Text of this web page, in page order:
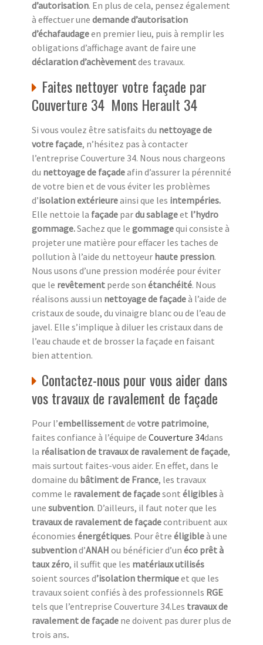
d’autorisation. En plus de cela, pensez également
à effectuer une demande d’autorisation
d’échafaudageen premier lieu, puis à remplir les
obligations d’affichage avant de faire une
déclaration d’achèvementdes travaux.
Faites nettoyer votre façade par
Couverture 34 Mons Herault 34
Si vous voulez être satisfaits du nettoyage de
votre façade, n’hésitez pas à contacter
l’entreprise Couverture 34. Nous nous chargeons
du nettoyage de façadeafin d’assurer la pérennité
de votre bien et de vous éviter les problèmes
d’isolation extérieureainsi que les intempéries.
Elle nettoie la façade pardu sablageet l’hydro
gommage.Sachez que le gommagequi consiste à
projeter une matière pour effacer les taches de
pollution à l’aide du nettoyeur haute pression.
Nous usons d’une pression modérée pour éviter
que le revêtement perde son étanchéité. Nous
réalisons aussi un nettoyage de façadeà l’aide de
cristaux de soude, du vinaigre blanc ou de l’eau de
javel. Elle s’implique à diluer les cristaux dans de
l’eau chaude et de brosser la façade en faisant
bien attention.
Contactez-nous pour vous aider dans
vos travaux de ravalement de façade
Pour l’embellissementde votre patrimoine,
faites confiance à l’équipe de Couverture 34dans
la réalisation de travaux de ravalement de façade,
mais surtout faites-vous aider. En effet, dans le
domaine du bâtiment de France, les travaux
comme le ravalement de façadesont éligiblesà
une subvention. D’ailleurs, il faut noter que les
travaux de ravalement de façadecontribuent aux
économies énergétiques. Pour être éligibleà une
subventiond’ANAH ou bénéficier d’un éco prêt à
taux zéro, il suffit que les matériaux utilisés
soient sources d’isolation thermiqueet que les
travaux soient confiés à des professionnels RGE
tels que l’entreprise Couverture 34.Les travaux de
ravalement de façade ne doivent pas durer plus de
trois ans.